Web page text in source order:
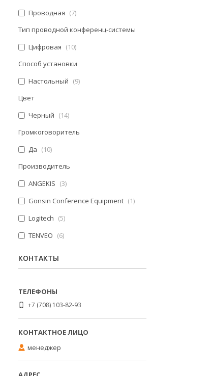
Проводная
7
Тип проводной конференц-системы
Цифровая
10
Способ установки
Настольный
9
Цвет
Черный
14
Громкоговоритель
Да
10
Производитель
ANGEKIS
3
Gonsin Conference Equipment
1
Logitech
5
TENVEO
6
КОНТАКТЫ
+7 (708) 103-82-93
менеджер